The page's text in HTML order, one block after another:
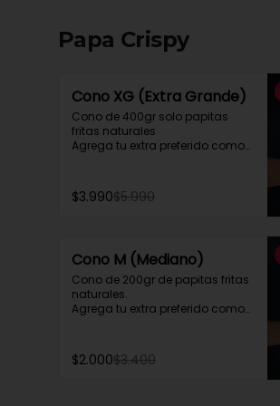
Papa Crispy
Cono XG (Extra Grande)
Cono de 400gr solo papitas
fritas naturales
Agrega tu extra preferido como
y mucho mas....
$3.990$5.990
Cono M (Mediano)
Cono de 200gr de papitas fritas
naturales.
Agrega tu extra preferido como
y mucho mas....
$2.000$3.400